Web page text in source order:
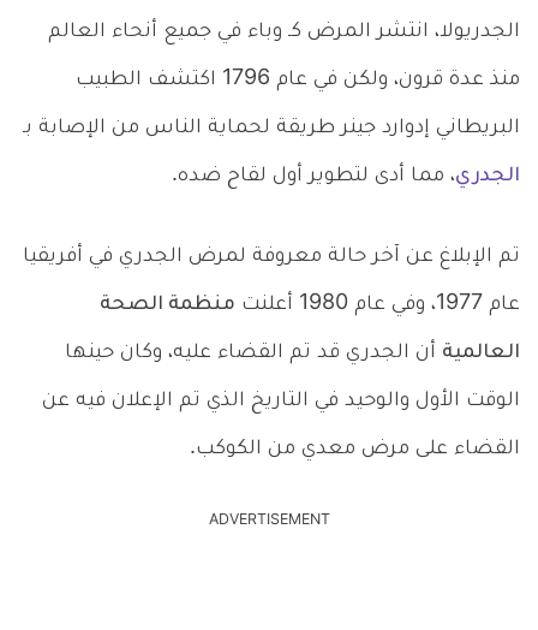
الجدريولا، انتشر المرض كـ وباء في جميع أنحاء العالم
منذ عدة قرون، ولكن في عام 1796 اكتشف الطبيب
البريطاني إدوارد جينر طريقة لحماية الناس من الإصابة بـ
الجدري، مما أدى لتطوير أول لقاح ضده.
تم الإبلاغ عن آخر حالة معروفة لمرض الجدري في أفريقيا
عام 1977، وفي عام 1980 أعلنت منظمة الصحة
العالمية أن الجدري قد تم القضاء عليه، وكان حينها
الوقت الأول والوحيد في التاريخ الذي تم الإعلان فيه عن
القضاء على مرض معدي من الكوكب.
ADVERTISEMENT